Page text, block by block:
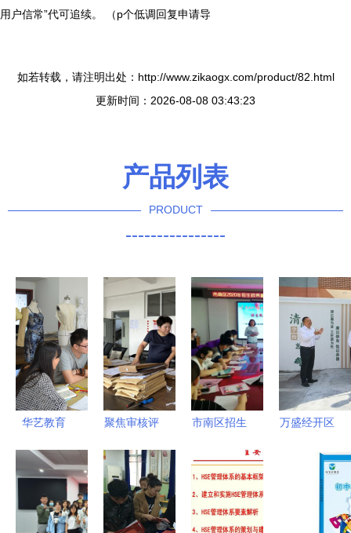
用户信常”代可追续。 （p个低调回复申请导
如若转载，请注明出处：http://www.zikaogx.com/product/82.html
更新时间：2026-08-08 03:43:23
产品列表
PRODUCT
----------------
华艺教育
础打板制版
集训，助力
服装设计梦
聚焦审核评
键期 暑期
不停歇——
辽宁科技学
市南区招生
育服务走进
街道社区，
教育咨询服
万盛经开区
质教育体系
走实城乡一
体发展之路